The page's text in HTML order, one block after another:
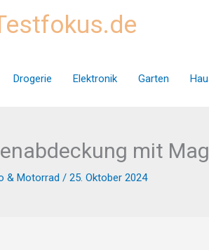
Drogerie Elektronik Garten
mit
& Motorrad / 25. Oktober 2024